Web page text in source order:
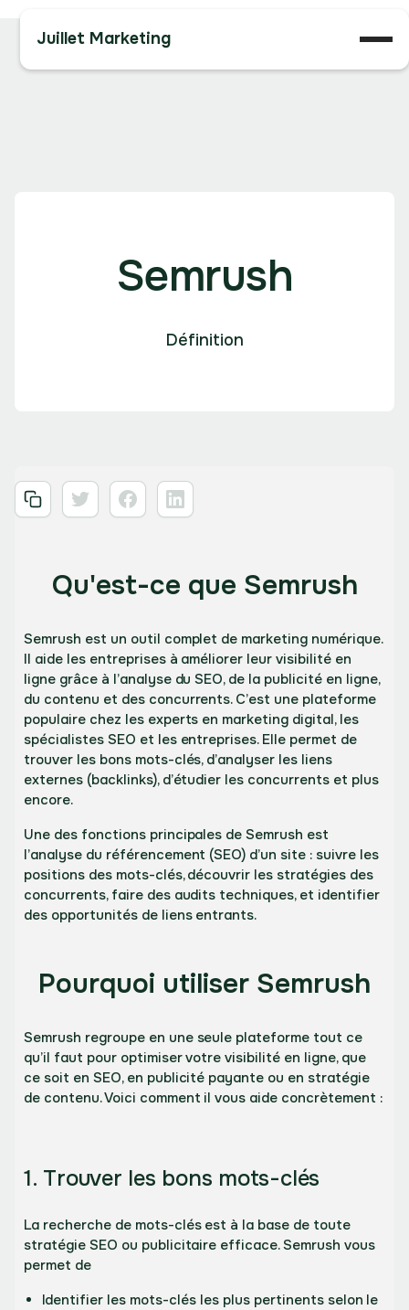
Juillet Marketing
Semrush
Définition
Qu'est-ce que Semrush
Semrush est un outil complet de marketing numérique.
Il aide les entreprises à améliorer leur visibilité en
ligne grâce à l’analyse du SEO, de la publicité en ligne,
du contenu et des concurrents. C’est une plateforme
populaire chez les experts en marketing digital, les
spécialistes SEO et les entreprises. Elle permet de
trouver les bons mots-clés, d’analyser les liens
externes (backlinks), d’étudier les concurrents et plus
encore.
Une des fonctions principales de Semrush est
l’analyse du référencement (SEO) d’un site : suivre les
positions des mots-clés, découvrir les stratégies des
concurrents, faire des audits techniques, et identifier
des opportunités de liens entrants.
Pourquoi utiliser Semrush
Semrush regroupe en une seule plateforme tout ce
qu’il faut pour optimiser votre visibilité en ligne, que
ce soit en SEO, en publicité payante ou en stratégie
de contenu. Voici comment il vous aide concrètement :
1. Trouver les bons mots-clés
La recherche de mots-clés est à la base de toute
stratégie SEO ou publicitaire efficace. Semrush vous
permet de
Identifier les mots-clés les plus pertinents selon le